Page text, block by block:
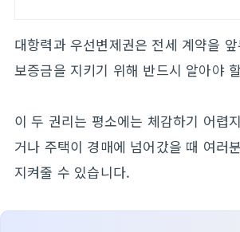
대항력과 우선변제권은 전세 계약을
보증금을 지키기 위해 반드시 알아야
이 두 권리는 평소에는 체감하기 어렵
거나 주택이 경매에 넘어갔을 때 여러
지켜줄 수 있습니다.